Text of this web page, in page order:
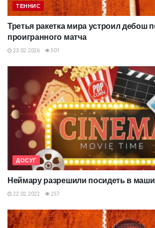
ТЕННИС
Третья ракетка мира устроил дебош
проигранного матча
23.02.2026 501
ДОСУГ
Неймару разрешили посидеть в
22.02.2022 257